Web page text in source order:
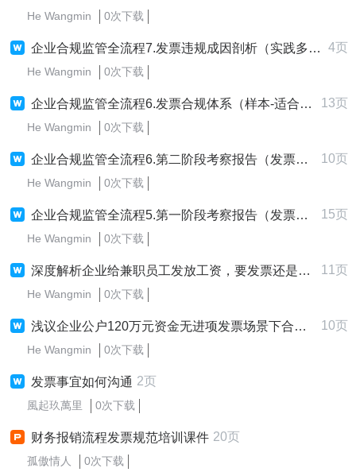
He Wangmin 0次下载
企业合规监管全流程7.发票违规成因剖析（实践多起合规案件后的总结—成果展示） 4页
He Wangmin 0次下载
企业合规监管全流程6.发票合规体系（样本-适合大型企业） 13页
He Wangmin 0次下载
企业合规监管全流程6.第二阶段考察报告（发票合规） 10页
He Wangmin 0次下载
企业合规监管全流程5.第一阶段考察报告（发票合规） 15页
He Wangmin 0次下载
深度解析企业给兼职员工发放工资，要发票还是做工资表的实际问题 11页
He Wangmin 0次下载
浅议企业公户120万元资金无进项发票场景下合规提现与节税方案设计 10页
He Wangmin 0次下载
发票事宜如何沟通 2页
風起玖萬里 0次下载
财务报销流程发票规范培训课件 20页
孤傲情人 0次下载